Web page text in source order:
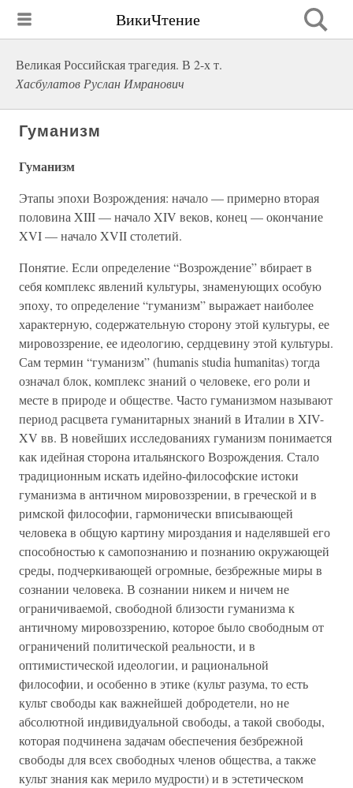
ВикиЧтение
Великая Российская трагедия. В 2-х т.
Хасбулатов Руслан Имранович
Гуманизм
Гуманизм
Этапы эпохи Возрождения: начало — примерно вторая
половина XIII — начало XIV веков, конец — окончание
XVI — начало XVII столетий.
Понятие. Если определение “Возрождение” вбирает в
себя комплекс явлений культуры, знаменующих особую
эпоху, то определение “гуманизм” выражает наиболее
характерную, содержательную сторону этой культуры, ее
мировоззрение, ее идеологию, сердцевину этой культуры.
Сам термин “гуманизм” (humanis studia humanitas) тогда
означал блок, комплекс знаний о человеке, его роли и
месте в природе и обществе. Часто гуманизмом называют
период расцвета гуманитарных знаний в Италии в XIV-
XV вв. В новейших исследованиях гуманизм понимается
как идейная сторона итальянского Возрождения. Стало
традиционным искать идейно-философские истоки
гуманизма в античном мировоззрении, в греческой и в
римской философии, гармонически вписывающей
человека в общую картину мироздания и наделявшей его
способностью к самопознанию и познанию окружающей
среды, подчеркивающей огромные, безбрежные миры в
сознании человека. В сознании никем и ничем не
ограничиваемой, свободной близости гуманизма к
античному мировоззрению, которое было свободным от
ограничений политической реальности, и в
оптимистической идеологии, и рациональной
философии, и особенно в этике (культ разума, то есть
культ свободы как важнейшей добродетели, но не
абсолютной индивидуальной свободы, а такой свободы,
которая подчинена задачам обеспечения безбрежной
свободы для всех свободных членов общества, а также
культ знания как мерило мудрости) и в эстетическом